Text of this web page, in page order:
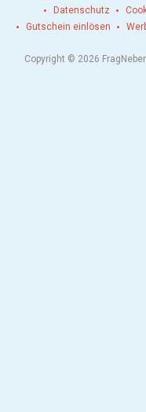
Datenschutz
Gutschein einlösen
Copyright © 2026